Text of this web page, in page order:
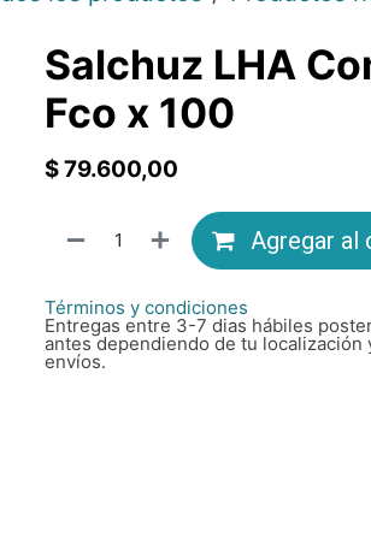
Salchuz LHA
Fco x 100
$79.600,00
Agregar al
Términos y condiciones
Entregas entre 3-7 dias hábiles
antes dependiendo de tu localización
envíos.